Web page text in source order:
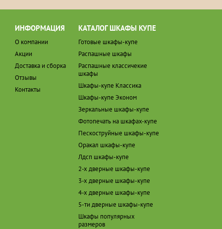
ИНФОРМАЦИЯ
О компании
Акции
Доставка и сборка
Отзывы
Контакты
КАТАЛОГ ШКАФЫ КУПЕ
Готовые шкафы-купе
Распашные шкафы
Распашные классичекие
шкафы
Шкафы-купе Классика
Шкафы-купе Эконом
Зеркальные шкафы-купе
Фотопечать на шкафах-купе
Пескоструйные шкафы-купе
Оракал шкафы-купе
Лдсп шкафы-купе
2-х дверные шкафы-купе
3-х дверные шкафы-купе
4-х дверные шкафы-купе
5-ти дверные шкафы-купе
Шкафы популярных
размеров